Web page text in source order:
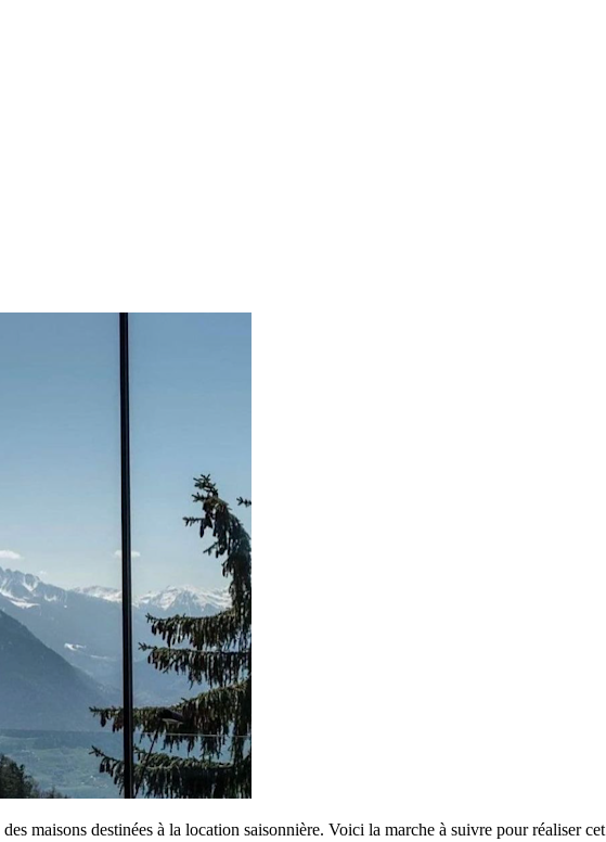
maisons destinées à la location saisonnière. Voici la marche à suivre pour réaliser cet